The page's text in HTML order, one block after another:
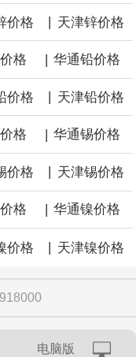
倍。
价格 | 天津锌价格
格 | 华通铅价格
价格 天津铅价格
格 | 华通锡价格
价格 天津锡价格
格 | 华通镍价格
价格 | 天津镍价格
电脑版